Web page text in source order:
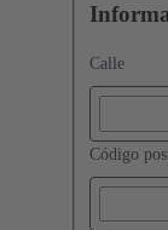
Calle
Código